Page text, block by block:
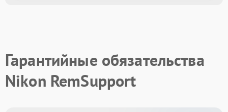
Гарантийные обязательства
Nikon RemSupport